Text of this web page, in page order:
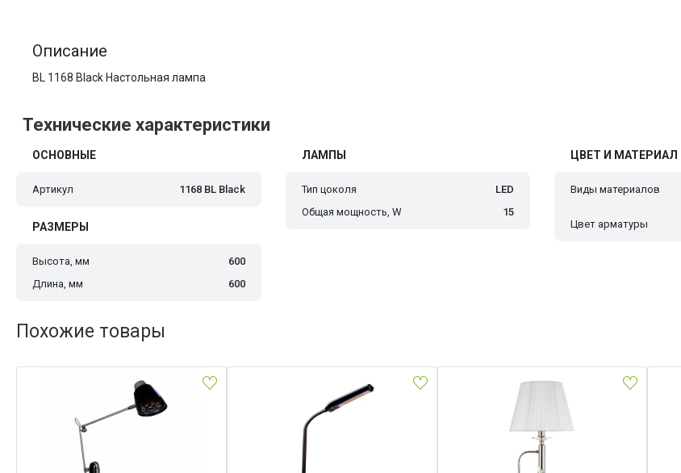
Описание
BL 1168 Black Настольная лампа
Технические характеристики
ОСНОВНЫЕ
Артикул 1168 BL Black
РАЗМЕРЫ
Высота, мм
600
Длина, мм
600
ЛАМПЫ
Тип цоколя
LED
Общая мощность, W
15
ЦВЕТ И МАТЕРИАЛ
Виды материалов
Цвет арматуры
Похожие товары